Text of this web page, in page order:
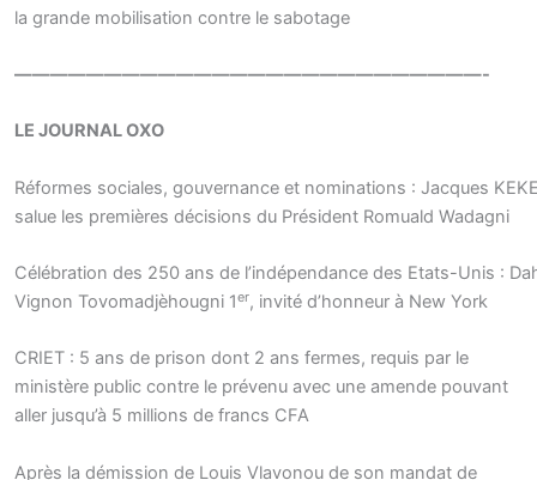
la grande mobilisation contre le sabotage
——————————————————————————-
LE JOURNAL OXO
Réformes sociales, gouvernance et nominations : Jacques
salue les premières décisions du Président Romuald Wadagni
Célébration des 250 ans de l’indépendance des Etats-Unis :
Vignon Tovomadjèhougni 1er, invité d’honneur à New York
CRIET : 5 ans de prison dont 2 ans fermes, requis par le
ministère public contre le prévenu avec une amende pouvant
aller jusqu’à 5 millions de francs CFA
Après la démission de Louis Vlavonou de son mandat de